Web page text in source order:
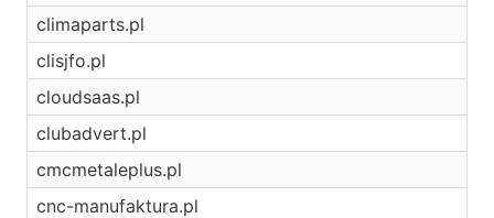
climaparts.pl
clisjfo.pl
cloudsaas.pl
clubadvert.pl
cmcmetaleplus.pl
cnc-manufaktura.pl